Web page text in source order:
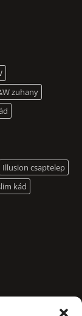
zuhany
Illusion csaptelep
kád